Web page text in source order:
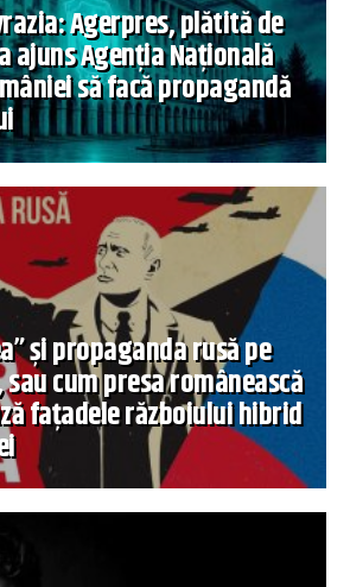
Agerpres, plătită de
ajuns Agenția Națională
să facă propagandă
și propaganda rusă pe
cum presa românească
fațadele războiului hibrid